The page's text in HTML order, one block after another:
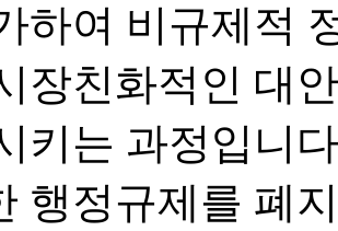
하여 비규제적
장친화적인 대
키는 과정입니
행정규제를 폐